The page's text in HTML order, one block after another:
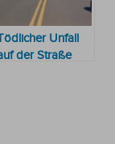
Unfall
der Straße